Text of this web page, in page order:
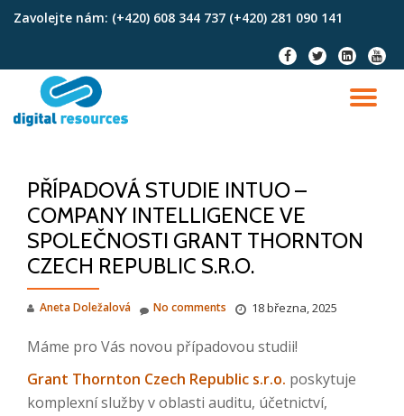
Zavolejte nám: (+420) 608 344 737 (+420) 281 090 141
fa-
facebook
fa-
twitter
fa-
linkedin-
square
fa-
PŘÍPADOVÁ STUDIE INTUO –
COMPANY INTELLIGENCE VE
SPOLEČNOSTI GRANT THORNTON
CZECH REPUBLIC S.R.O.
Aneta Doležalová 18 března, 2025
No comments
Máme pro Vás novou případovou studii!
Grant Thornton Czech Republic s.r.o. poskytuje
komplexní služby v oblasti auditu, účetnictví,